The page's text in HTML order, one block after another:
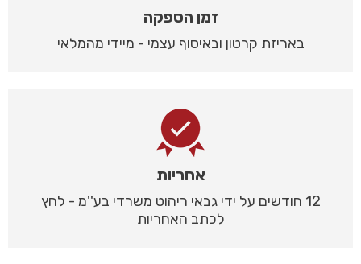
זמן הספקה
באריזת קרטון ובאיסוף עצמי - מיידי מהמלאי
אחריות
12 חודשים על ידי גבאי ריהוט משרדי בע''מ - לחץ
לכתב האחריות